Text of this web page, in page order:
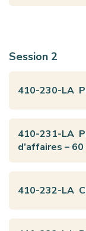
Session 2
410-230-LA
410-231-LA
d’affaires – 60
410-232-LA